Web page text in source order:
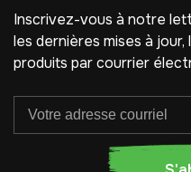
Inscrivez-vous à notre
les dernières mises à
produits par courrier